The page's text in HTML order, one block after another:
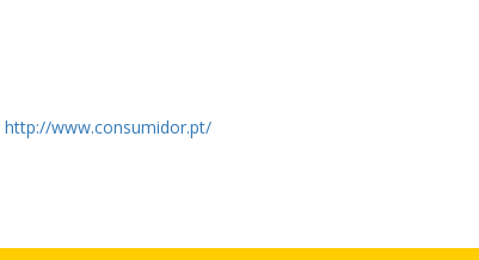
http://www.consumidor.pt/